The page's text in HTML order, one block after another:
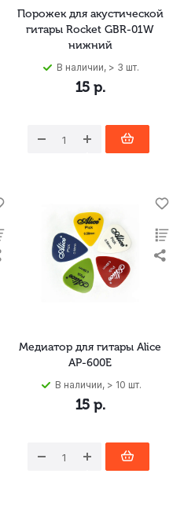
Порожек для акустической
гитары Rocket GBR-01W
нижний
В наличии, > 3 шт.
15р.
Медиатор для гитары Alice
AP-600E
В наличии, > 10 шт.
15р.